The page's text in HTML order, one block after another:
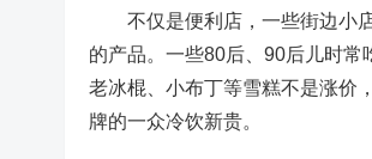
不仅是便利店，一些街边小店
的产品。一些80后、90后儿时常
老冰棍、小布丁等雪糕不是涨价
牌的一众冷饮新贵。